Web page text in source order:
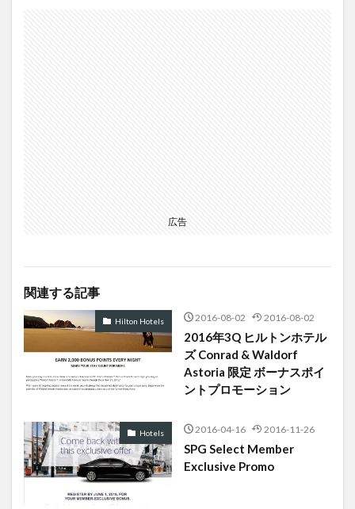
広告
関連する記事
Hilton Hotels 2016-08-02 2016-08-02
2016年3Q ヒルトンホテル
ズ Conrad & Waldorf
Astoria 限定 ボーナスポイ
ントプロモーション
Hotels 2016-04-16 2016-11-26
SPG Select Member
Exclusive Promo